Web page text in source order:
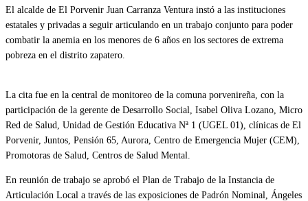
El alcalde de El Porvenir Juan Carranza Ventura instó a las instituciones
estatales y privadas a seguir articulando en un trabajo conjunto para poder
combatir la anemia en los menores de 6 años en los sectores de extrema
pobreza en el distrito zapatero.
La cita fue en la central de monitoreo de la comuna porvenireña, con la
participación de la gerente de Desarrollo Social, Isabel Oliva Lozano, Micro
Red de Salud, Unidad de Gestión Educativa Nª 1 (UGEL 01), clínicas de El
Porvenir, Juntos, Pensión 65, Aurora, Centro de Emergencia Mujer (CEM),
Promotoras de Salud, Centros de Salud Mental.
En reunión de trabajo se aprobó el Plan de Trabajo de la Instancia de
Articulación Local a través de las exposiciones de Padrón Nominal, Ángeles